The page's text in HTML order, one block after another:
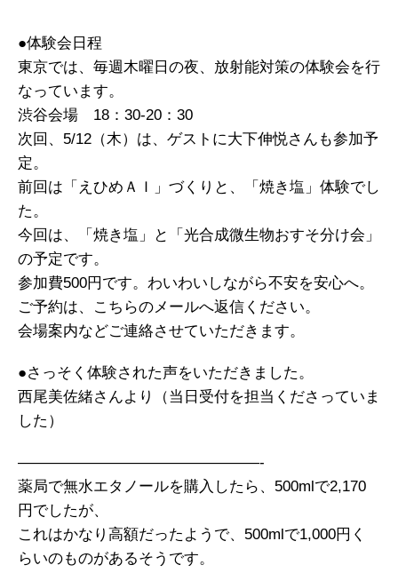
●体験会日程
東京では、毎週木曜日の夜、放射能対策の体験会を行
なっています。
渋谷会場 18：30-20：30
次回、5/12（木）は、ゲストに大下伸悦さんも参加予
定。
前回は「えひめＡＩ」づくりと、「焼き塩」体験でし
た。
今回は、「焼き塩」と「光合成微生物おすそ分け会」
の予定です。
参加費500円です。わいわいしながら不安を安心へ。
ご予約は、こちらのメールへ返信ください。
会場案内などご連絡させていただきます。
●さっそく体験された声をいただきました。
西尾美佐緒さんより（当日受付を担当くださっていま
した）
————————————————-
薬局で無水エタノールを購入したら、500mlで2,170
円でしたが、
これはかなり高額だったようで、500mlで1,000円く
らいのものがあるそうです。